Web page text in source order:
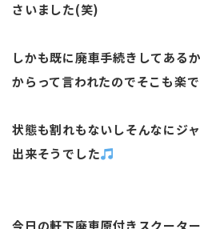
さいました(笑)
しかも既に廃車手続きしてある
からって言われたのでそこも楽
状態も割れもないしそんなにジ
出来そうでした
今日の軒下廃車原付きスクータ